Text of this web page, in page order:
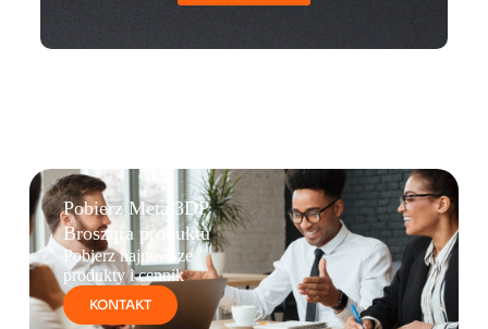
Pobierz Metal3DP
Broszura produktu
Pobierz najnowsze
produkty i cennik
KONTAKT